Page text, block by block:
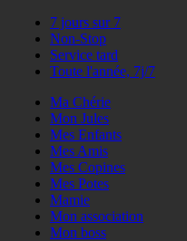
7 jours sur 7
Non-Stop
Service tard
Toute l'année, 7j/7
Ma Chérie
Mon Jules
Mes Enfants
Mes Amis
Mes Copines
Mes Potes
Mamie
Mon association
Mon boss